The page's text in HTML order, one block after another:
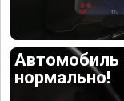
Автомобиль
нормально!